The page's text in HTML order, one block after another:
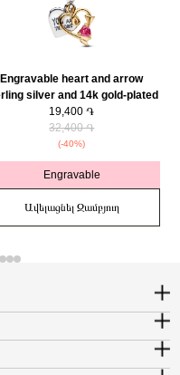
Engravable heart and arrow
silver and 14k gold-plated
double dangle with red cubic
zirconia/ 763622C01
19,400 ֏
32,400 ֏
(-40%)
Engravable
Ավելացնել Զամբյուղ